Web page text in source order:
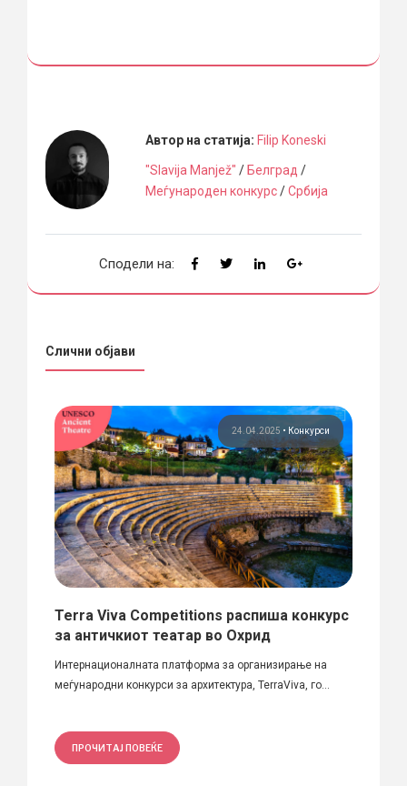
Автор на статија: Filip Koneski
"Slavija Manjež" / Белград /
Меѓународен конкурс/Србија
Сподели на:
Слични објави
24.04.2025 • Конкурси
Terra Viva Competitions распиша конкурс
за античкиот театар во Охрид
Интернационалната платформа за организирање на
меѓународни конкурси за архитектура, TerraViva, го...
ПРОЧИТАЈ ПОВЕЌЕ